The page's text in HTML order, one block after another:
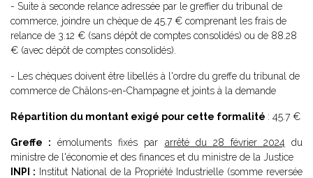
- Suite à seconde relance adressée par le greffier du tribunal de
commerce, joindre un chèque de 45.7 € comprenant les frais de
relance de 3.12 € (sans dépôt de comptes consolidés) ou de 88.28
€ (avec dépôt de comptes consolidés).
- Les chèques doivent être libellés à l'ordre du greffe du tribunal de
commerce de Châlons-en-Champagne et joints à la demande
Répartition du montant exigé pour cette formalité : 45.7 €
Greffe : émoluments fixés par arrêté du 28 février 2024 du
ministre de l'économie et des finances et du ministre de la Justice
INPI : Institut National de la Propriété Industrielle (somme reversée